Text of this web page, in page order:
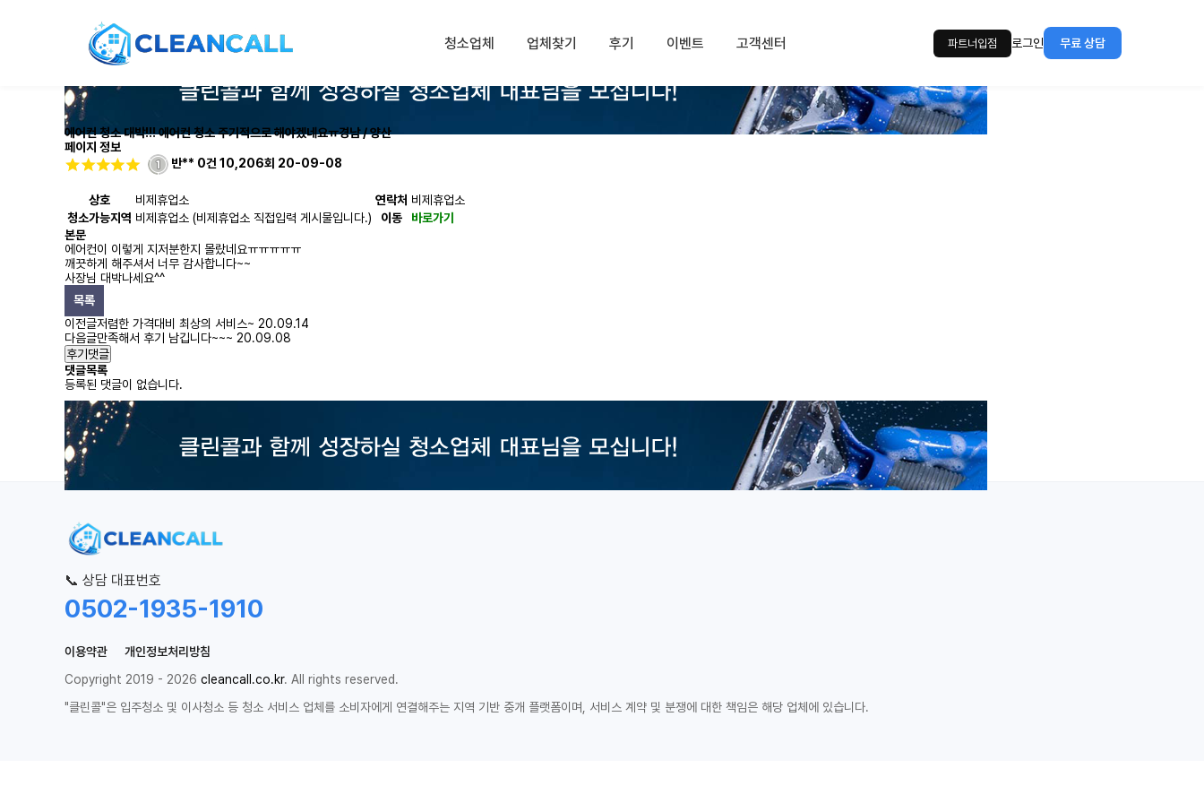
청소업체 업체찾기 후기 이벤트 고객센터 파트너입점 로그인 무료 상담
에어컨 청소 대박!!! 에어컨 청소 주기적으로 해야겠네요ㅠ경남 / 양산
페이지 정보
반** 0건 10,206회 20-09-08
상호 비제휴업소 연락처 비제휴업소
청소가능지역 비제휴업소 (비제휴업소 직접입력 게시물입니다.) 이동
바로가기
본문
에어컨이 이렇게 지저분한지 몰랐네요ㅠㅠㅠㅠㅠ
깨끗하게 해주셔서 너무 감사합니다~~
사장님 대박나세요^^
목록
이전글저렴한 가격대비 최상의 서비스~ 20.09.14
다음글만족해서 후기 남깁니다~~~ 20.09.08
후기댓글
댓글목록
등록된 댓글이 없습니다.
📞 상담 대표번호
0502-1935-1910
이용약관
개인정보처리방침
Copyright 2019 - 2026 cleancall.co.kr. All rights reserved.
"클린콜"은 입주청소 및 이사청소 등 청소 서비스 업체를 소비자에게 연결해주는 지역 기반 중개 플랫폼이며, 서비스 계약 및 분쟁에 대한 책임은 해당 업체에 있습니다.